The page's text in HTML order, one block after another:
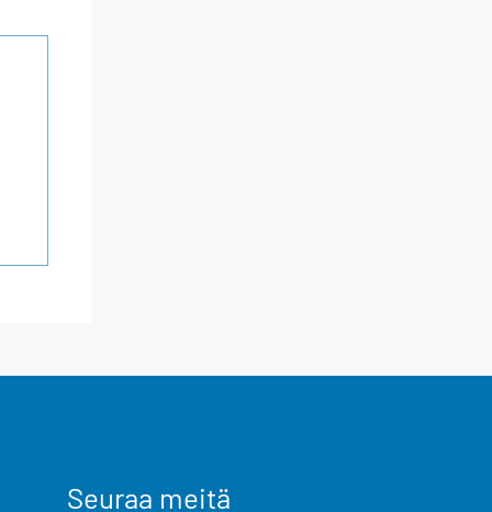
Seuraa meitä